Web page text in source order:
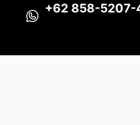
+62 858-5207-